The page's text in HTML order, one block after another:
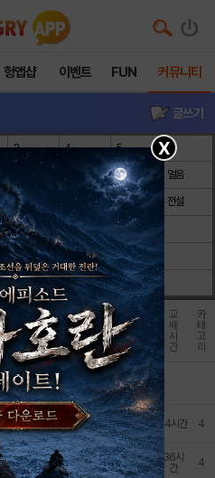
헝앱샵 이벤트 FUN 커뮤니티
글쓰기
3 4 5
전기 얼음
빛 전쟁 순수 전설
12~24시간
32~54시
간
12~24시간
32~54시
간
84시간
이
미
지
1
미
지
2
이
미
지
3
이
미
지
4
속
성
화
간
교
배
시
간
카
테
고
리
24시간24시간 4
36시
간
36시
간
4
X